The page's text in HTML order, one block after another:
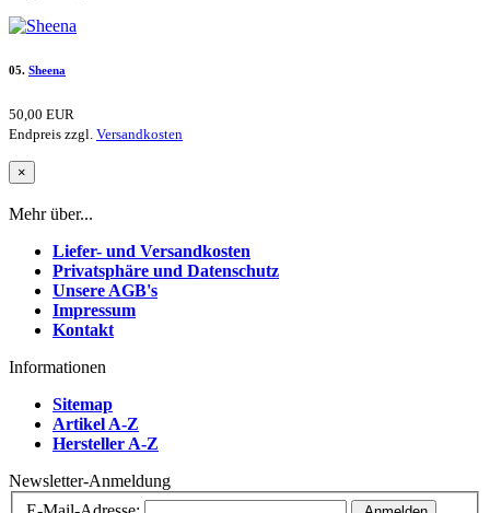
05. Sheena
50,00 EUR
Endpreis zzgl. Versandkosten
×
Mehr über...
Liefer- und Versandkosten
Privatsphäre und Datenschutz
Unsere AGB's
Impressum
Kontakt
Informationen
Sitemap
Artikel A-Z
Hersteller A-Z
Newsletter-Anmeldung